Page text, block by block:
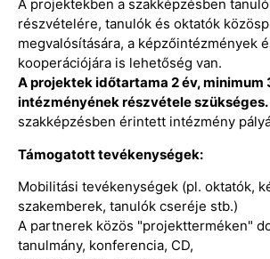
A projektekben a szakképzésben
részvételére, tanulók és oktatók
megvalósítására, a képzőintézmények
kooperációjára is lehetőség van.
A projektek időtartama 2 év, minimum
intézményének részvétele szükséges.
szakképzésben érintett intézmény
Támogatott tevékenységek:
Mobilitási tevékenységek (pl. oktatók,
szakemberek, tanulók cseréje stb.)
A partnerek közös "projektterméken"
tanulmány, konferencia, CD,